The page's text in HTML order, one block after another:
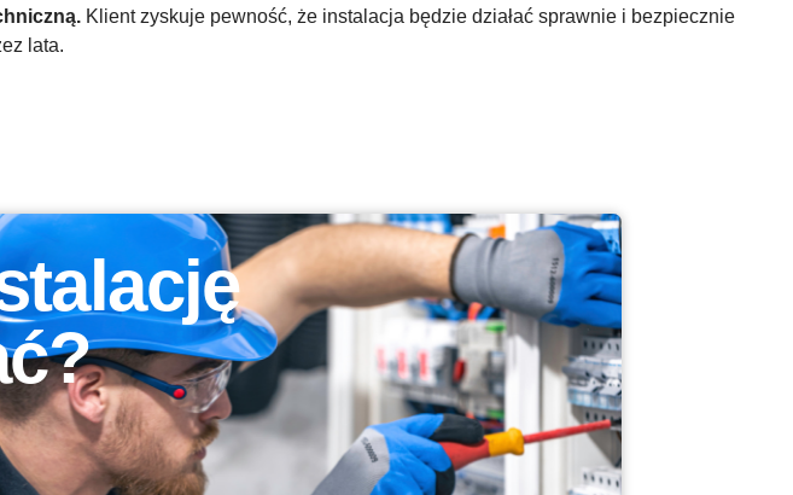
Klient zyskuje pewność, że instalacja będzie działać sprawnie i bezpiecznie
lata.